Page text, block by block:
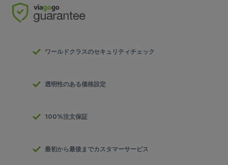
ワールドクラスのセキュリティチェック
透明性のある価格設定
100%注文保証
最初から最後までカスタマーサービス